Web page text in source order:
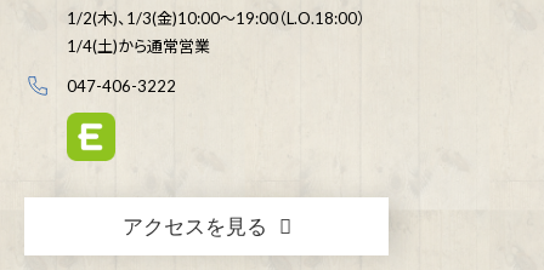
1/2(木)、1/3(金)10:00～19:00（L.O.18:00）
1/4(土)から通常営業
047-406-3222
アクセスを見る